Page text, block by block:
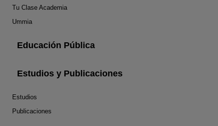
Tu Clase Academia
Ummia
Educación Pública
Estudios y Publicaciones
Estudios
Publicaciones